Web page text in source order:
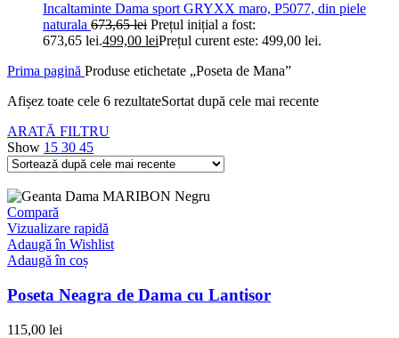
Incaltaminte Dama sport GRYXX maro, P5077, din piele
naturala 673,65lei Prețul inițial a fost:
673,65 lei.499,00 leiPrețul curent este: 499,00 lei.
Prima pagină Produse etichetate „Poseta de Mana”
Afișez toate cele 6 rezultateSortat după cele mai recente
ARATĂ FILTRU
Show 15 30 45
Compară
Vizualizare rapidă
Adaugă în Wishlist
Adaugă în coș
Poseta Neagra de Dama cu Lantisor
115,00 lei